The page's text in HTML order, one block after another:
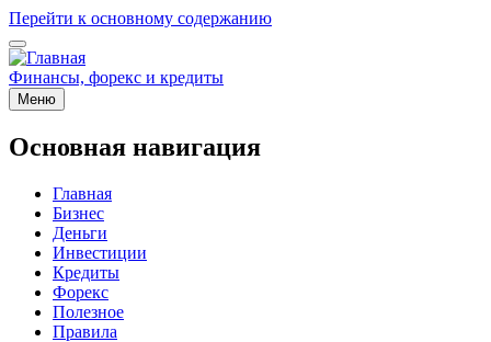
Перейти к основному содержанию
Финансы, форекс и кредиты
Меню
Основная навигация
Главная
Бизнес
Деньги
Инвестиции
Кредиты
Форекс
Полезное
Правила